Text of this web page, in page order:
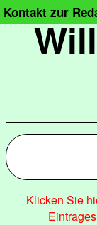
Kontakt zur
Klicken Sie